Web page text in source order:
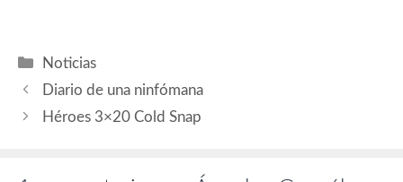
cual de esas…
Categorías
Noticias
Diario de una ninfómana
Héroes 3×20 Cold Snap